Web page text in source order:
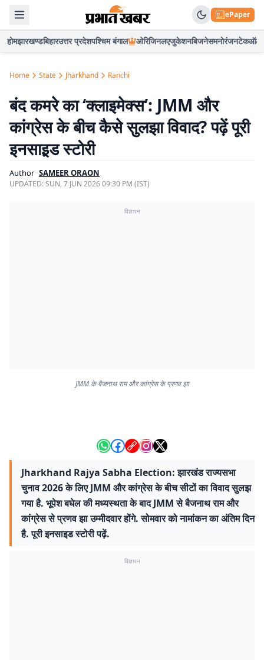
ePaper
होमझारखण्डबिहारउत्तर प्रदेशपश्चिम बंगाल ओरिजिनलएजुकेशनबिजनेसमनोरंजनटेकऑटो
Home State Jharkhand Ranchi
बंद कमरे का ‘क्लाइमेक्स’: JMM और
कांग्रेस के बीच कैसे सुलझा विवाद? पढ़ें पूरी
इनसाइ़ड स्टोरी
Author SAMEER ORAON
UPDATED:SUN, 7 JUN 2026 09:30 PM (IST)
विज्ञापन
JMM के बैजनाथ राम और कांग्रेस के प्रणव झा
Jharkhand Rajya Sabha Election: झारखंड राज्यसभा
चुनाव 2026 के लिए JMM और कांग्रेस के बीच सीटों का विवाद सुलझ
गया है. भूपेश बघेल की मध्यस्थता के बाद JMM से बैजनाथ राम और
कांग्रेस से प्रणव झा उम्मीदवार होंगे. सोमवार को नामांकन का अंतिम दिन
है. पूरी इनसाइड स्टोरी पढ़ें.
विज्ञापन